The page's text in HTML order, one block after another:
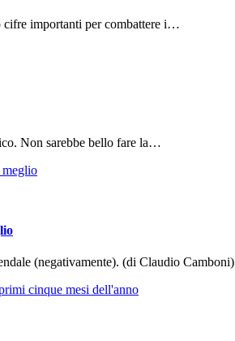
cifre importanti per combattere i…
Non sarebbe bello fare la…
(negativamente). (di Claudio Camboni)